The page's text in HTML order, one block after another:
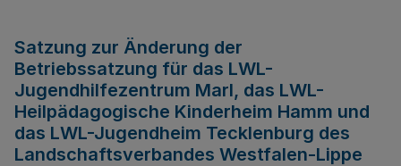
Satzung zur Änderung der
Betriebssatzung für das LWL-
Jugendhilfezentrum Marl, das LWL-
Heilpädagogische Kinderheim Hamm und
das LWL-Jugendheim Tecklenburg des
Landschaftsverbandes Westfalen-Lippe